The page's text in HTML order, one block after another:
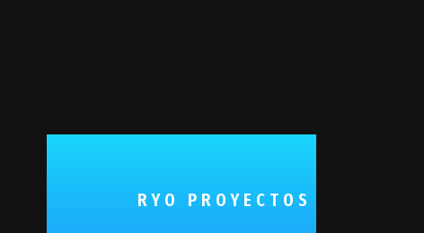
RY O P R OY E C T O S